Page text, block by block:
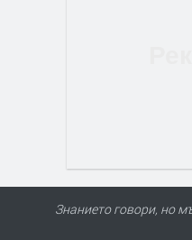
Знанието говори, но